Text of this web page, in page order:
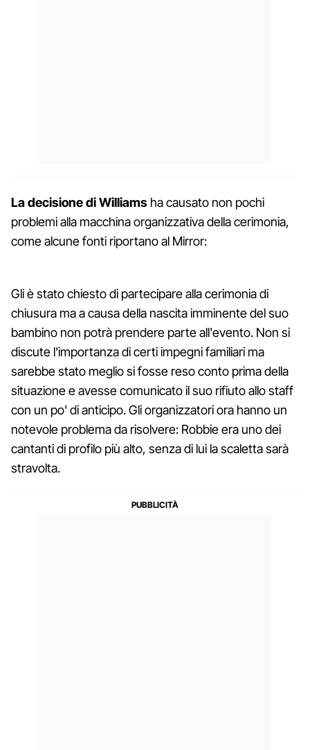
La decisione di Williams ha causato non pochi
problemi alla macchina organizzativa della cerimonia,
come alcune fonti riportano al Mirror:
Gli è stato chiesto di partecipare alla cerimonia di
chiusura ma a causa della nascita imminente del suo
bambino non potrà prendere parte all'evento. Non si
discute l'importanza di certi impegni familiari ma
sarebbe stato meglio si fosse reso conto prima della
situazione e avesse comunicato il suo rifiuto allo staff
con un po' di anticipo. Gli organizzatori ora hanno un
notevole problema da risolvere: Robbie era uno dei
cantanti di profilo più alto, senza di lui la scaletta sarà
stravolta.